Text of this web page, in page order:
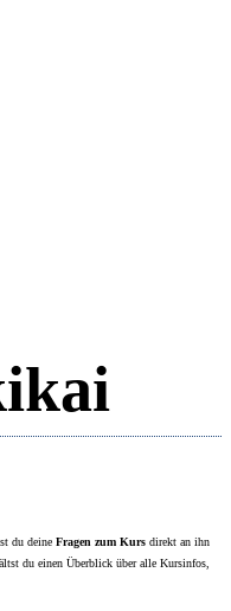
du deine Fragen zum Kurs direkt an ihn
du einen Überblick über alle Kursinfos,